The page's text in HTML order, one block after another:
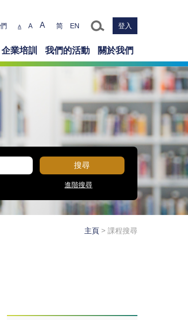
Text size
A A A 简 EN 登入
企業培訓 我們的活動 關於我們
搜尋
進階搜尋
主頁 > 課程搜尋